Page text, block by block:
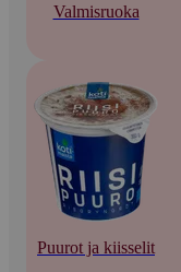
Valmisruoka
Puurot ja kiisselit